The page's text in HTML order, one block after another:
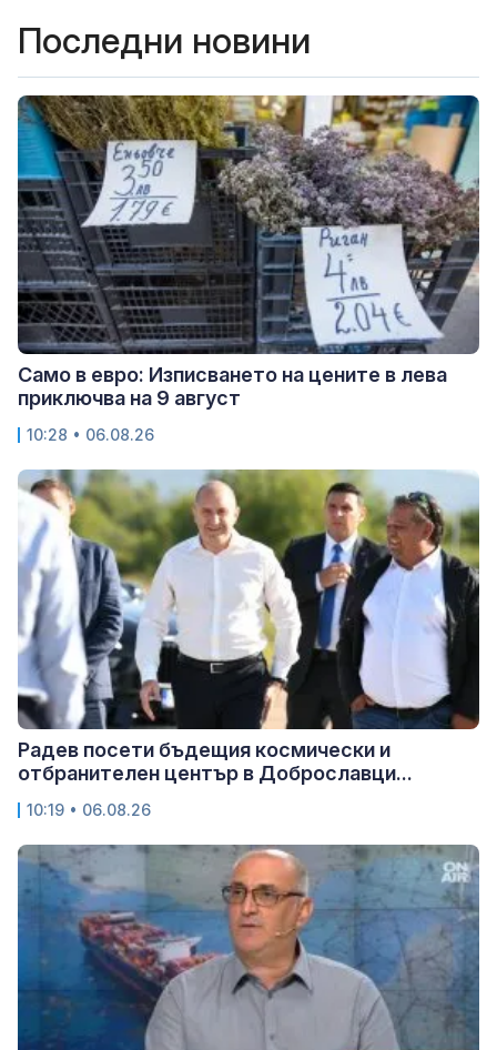
Последни новини
Само в евро: Изписването на цените в лева
приключва на 9 август
10:28 • 06.08.26
Радев посети бъдещия космически и
отбранителен център в Доброславци...
10:19 • 06.08.26